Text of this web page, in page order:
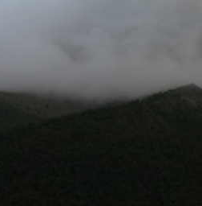
однако
лет назад
тут еще в